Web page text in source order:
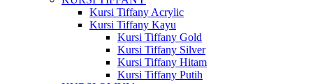
Kursi Tiffany Acrylic
Kursi Tiffany Kayu
Kursi Tiffany Gold
Kursi Tiffany Silver
Kursi Tiffany Hitam
Kursi Tiffany Putih